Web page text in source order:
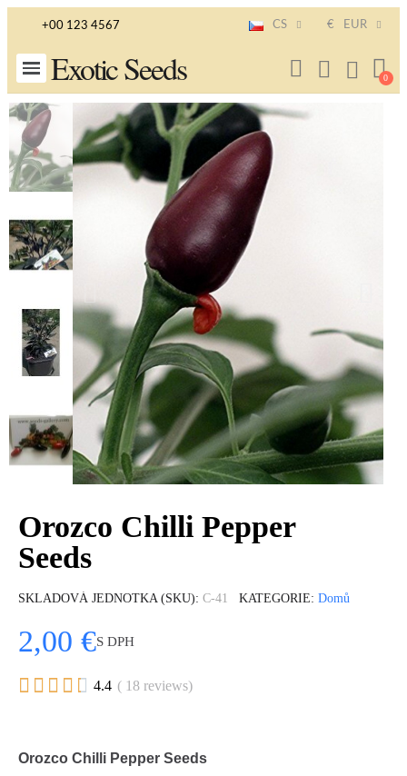
+00 123 4567 CS € EUR
Exotic Seeds
Orozco Chilli Pepper
Seeds
SKLADOVÁ JEDNOTKA (SKU) C-41 KATEGORIE Domů
2,00 €S DPH
     4.4 ( 18 reviews)
Orozco Chilli Pepper Seeds